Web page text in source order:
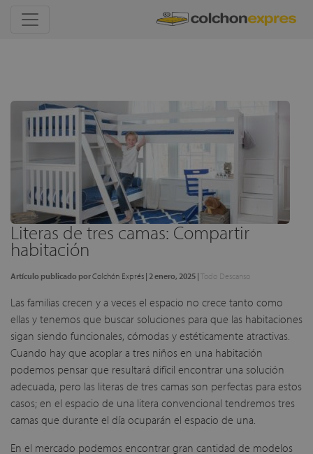
Literas de tres camas: Compartir
habitación
Artículo publicado porColchón Exprés | 2 enero, 2025 | Todo Descanso
Las familias crecen y a veces el espacio no crece tanto como
ellas y tenemos que buscar soluciones para que las habitaciones
sigan siendo funcionales, cómodas y estéticamente atractivas.
Cuando hay que acoplar a tres niños en una habitación
podemos pensar que resultará difícil encontrar una solución
adecuada, pero las literas de tres camas son perfectas para estos
casos; en el espacio de una litera convencional tendremos tres
camas que durante el día ocuparán el espacio de una.
En el mercado podemos encontrar gran cantidad de modelos